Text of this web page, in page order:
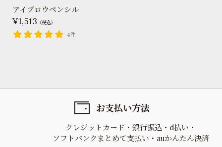
アイブロウペンシル
1,513 （税込）
4件
お支払い方法
クレジットカード 銀行振込
d払い
ソフトバンクまとめて支払い
auかんたん決済